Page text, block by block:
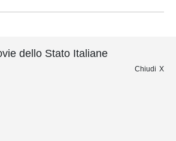
dello Stato Italiane
Chiudi